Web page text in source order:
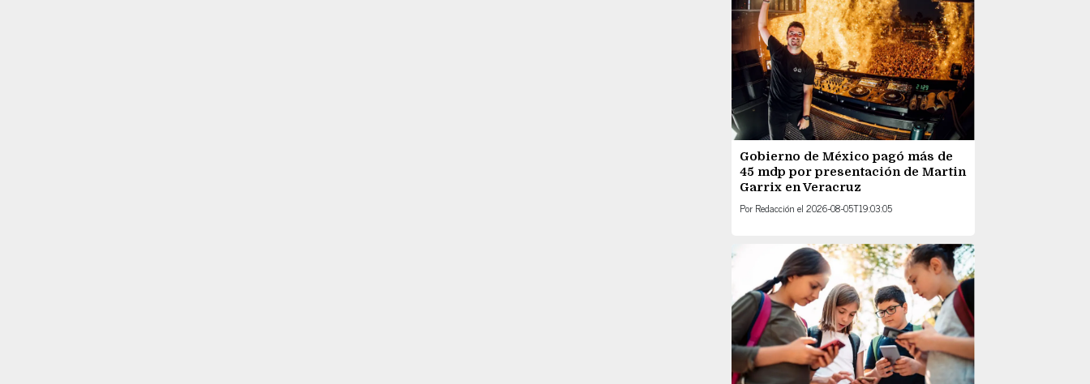
Gobierno de México pagó más de
45 mdp por presentación de Martin
Garrix en Veracruz
Por Redacción el 2026-08-05T19:03:05